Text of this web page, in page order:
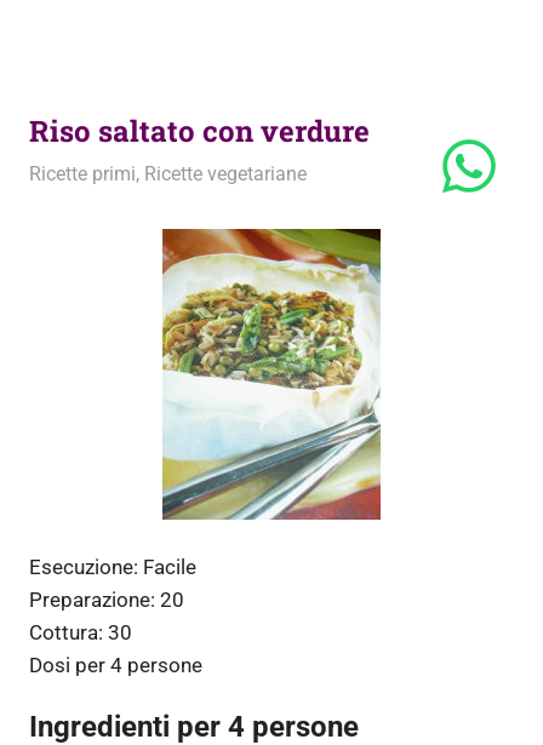
Riso saltato con verdure
29 Aprile 2012
admin
Ricette primi, Ricette vegetariane
Esecuzione: Facile
Preparazione: 20
Cottura: 30
Dosi per 4 persone
Ingredienti per 4 persone